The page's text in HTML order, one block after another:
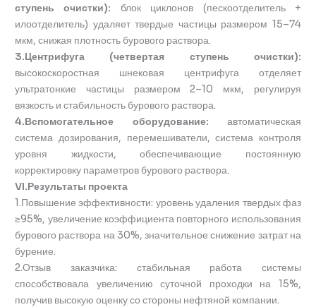
ступень очистки): блок циклонов (пескоотделитель +
илоотделитель) удаляет твердые частицы размером 15–74
мкм, снижая плотность бурового раствора.
3.Центрифуга (четвертая ступень очистки):
высокоскоростная шнековая центрифуга отделяет
ультратонкие частицы размером 2–10 мкм, регулируя
вязкость и стабильность бурового раствора.
4.Вспомогательное оборудование: автоматическая
система дозирования, перемешиватели, система контроля
уровня жидкости, обеспечивающие постоянную
корректировку параметров бурового раствора.
VI.Результаты проекта
1.Повышение эффективности: уровень удаления твердых фаз
≥95%, увеличение коэффициента повторного использования
бурового раствора на 30%, значительное снижение затрат на
бурение.
2.Отзыв заказчика: стабильная работа системы
способствовала увеличению суточной проходки на 15%,
получив высокую оценку со стороны нефтяной компании.